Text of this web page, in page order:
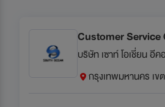
Customer
บริษัท เซาท์ โอเชี่ยน อี
กรุงเทพมหานคร เข